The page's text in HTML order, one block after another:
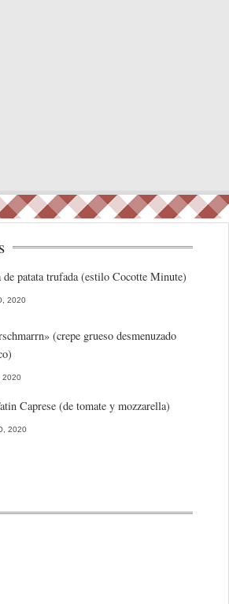
patata trufada (estilo Cocotte Minute)
2020
(crepe grueso desmenuzado
2020
Caprese (de tomate y mozzarella)
2020